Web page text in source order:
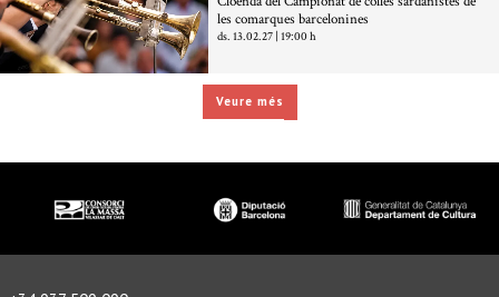
les comarques barcelonines
ds. 13.02.27| 19:00 h
Veure més
Diapositiva 1 de 3